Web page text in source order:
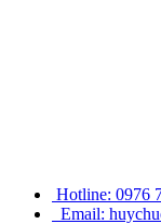
Hotline: 0976
Email: